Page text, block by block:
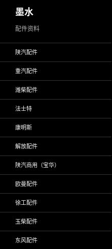
至
墨水
配件资料
陕汽配件
重汽配件
潍柴配件
法士特
康明斯
解放配件
陕汽商用（宝华）
欧曼配件
徐工配件
玉柴配件
东风配件